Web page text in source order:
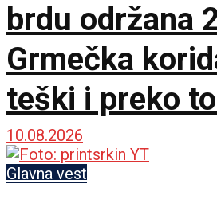
brdu održana
Grmečka
teški i preko
ukrstili rogove
10.08.2026
Glavna vest